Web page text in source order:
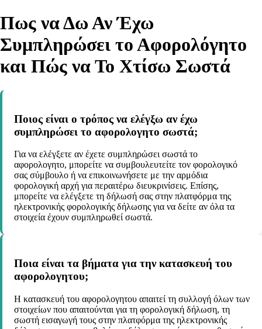
Πως να Δω Αν Έχω
Συμπληρώσει το Αφορολόγητο
και Πώς να Το Χτίσω Σωστά
Ποιος είναι ο τρόπος να ελέγξω αν έχω
συμπληρώσει το αφορολογητο σωστά;
Για να ελέγξετε αν έχετε συμπληρώσει σωστά το
αφορολογητο, μπορείτε να συμβουλευτείτε τον φορολογικό
σας σύμβουλο ή να επικοινωνήσετε με την αρμόδια
φορολογική αρχή για περαιτέρω διευκρινίσεις. Επίσης,
μπορείτε να ελέγξετε τη δήλωσή σας στην πλατφόρμα της
ηλεκτρονικής φορολογικής δήλωσης για να δείτε αν όλα τα
στοιχεία έχουν συμπληρωθεί σωστά.
Ποια είναι τα βήματα για την κατασκευή του
αφορολογητου;
Η κατασκευή του αφορολογητου απαιτεί τη συλλογή όλων των
στοιχείων που απαιτούνται για τη φορολογική δήλωση, τη
σωστή εισαγωγή τους στην πλατφόρμα της ηλεκτρονικής